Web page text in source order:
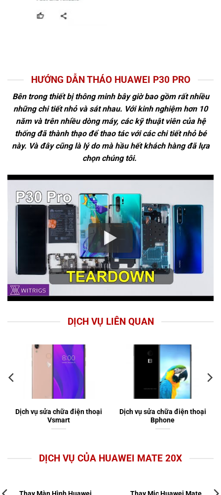
HƯỚNG DẪN THÁO HUAWEI P30 PRO
Bên trong thiết bị thông minh bây giờ bao gồm rất nhiều
những chi tiết nhỏ và sát nhau. Với kinh nghiệm hơn 10
năm và trên nhiều dòng máy, các kỹ thuật viên của hệ
thống đã thành thạo để thao tác với các chi tiết nhỏ bé
này. Và đây cũng là lý do mà hầu hết khách hàng đã lựa
chọn chúng tôi.
DỊCH VỤ LIÊN QUAN
Dịch vụ sửa chữa điện thoại
Vsmart
Dịch vụ sửa chữa điện thoại
Bphone
DỊCH VỤ CỦA HUAWEI MATE 20X